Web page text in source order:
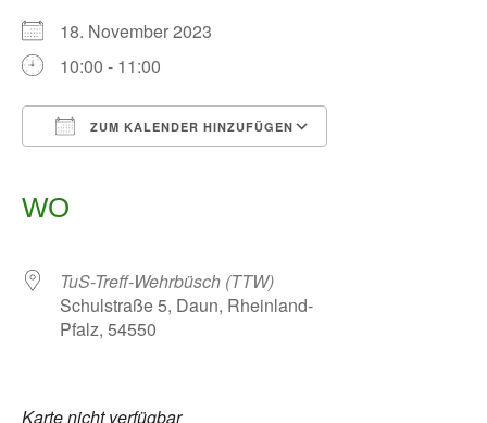
18. November 2023
10:00 - 11:00
ZUM KALENDER HINZUFÜGEN
WO
TuS-Treff-Wehrbüsch (TTW)
Schulstraße 5, Daun, Rheinland-
Pfalz, 54550
Karte nicht verfügbar